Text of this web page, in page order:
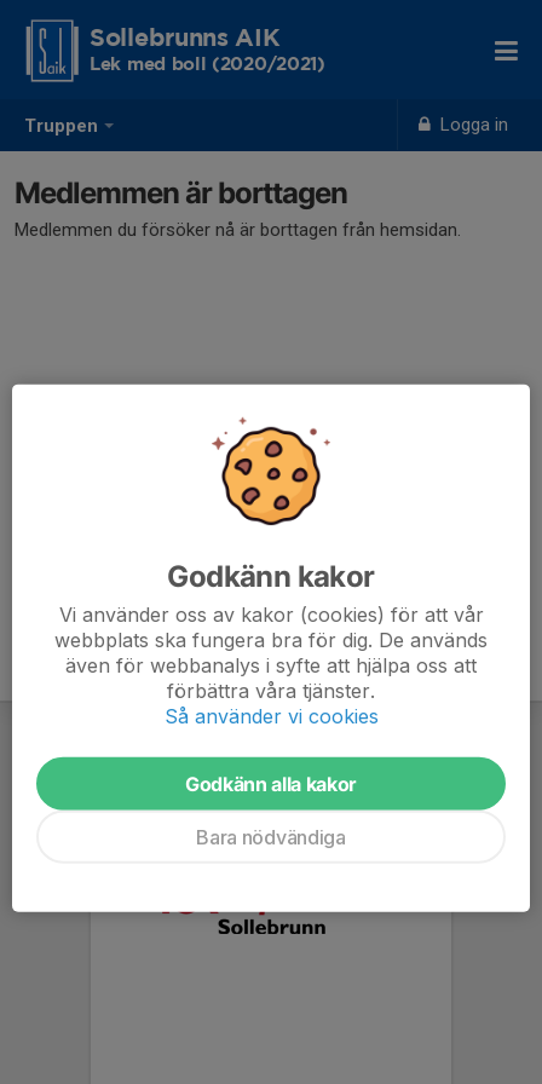
Truppen Logga in
Sollebrunns AIK
Lek med boll (2020/2021)
Medlemmen är borttagen
Medlemmen du försöker nå är borttagen från hemsidan.
Godkänn kakor
Vi använder oss av kakor (cookies) för att vår
webbplats ska fungera bra för dig. De används
även för webbanalys i syfte att hjälpa oss att
förbättra våra tjänster.
Så använder vi cookies
Godkänn alla kakor
Bara nödvändiga